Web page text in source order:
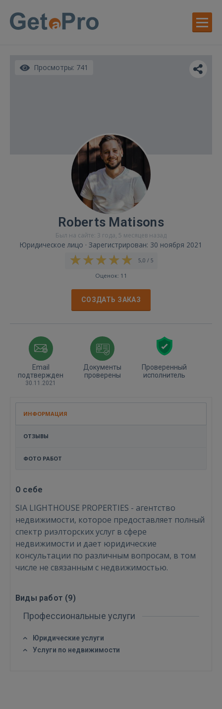
Войти
Просмотры: 741
Roberts Matisons
Был на сайте: 3 года, 5 месяцев назад
Юридическое лицо · Зарегистрирован: 30 ноября 2021
5,0 / 5
Оценок: 11
СОЗДАТЬ ЗАКАЗ
Email
подтвержден
30.11.2021
Документы
проверены
Проверенный
исполнитель
ИНФОРМАЦИЯ
ОТЗЫВЫ
ФОТО РАБОТ
О себе
SIA LIGHTHOUSE PROPERTIES - агентство
недвижимости, которое предоставляет полный
спектр риэлторских услуг в сфере
недвижимости и дает юридические
консультации по различным вопросам, в том
числе не связанным с недвижимостью.
Виды работ (9)
Профессиональные услуги
Юридические услуги
Услуги по недвижимости